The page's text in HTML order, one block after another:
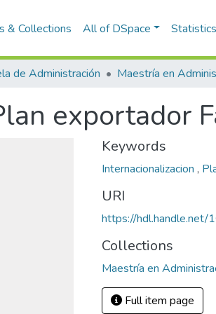
& Collections All of DSpace Statistics
de Administración
exportador
Keywords
Internacionalizacion ,
URI
https://
Collections
Maestría en
Full item page